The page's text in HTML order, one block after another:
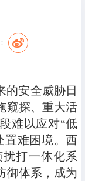
的安全威胁日
窥探、重大活
难以应对“低
置难困境。西
打一体化系
御体系，成为